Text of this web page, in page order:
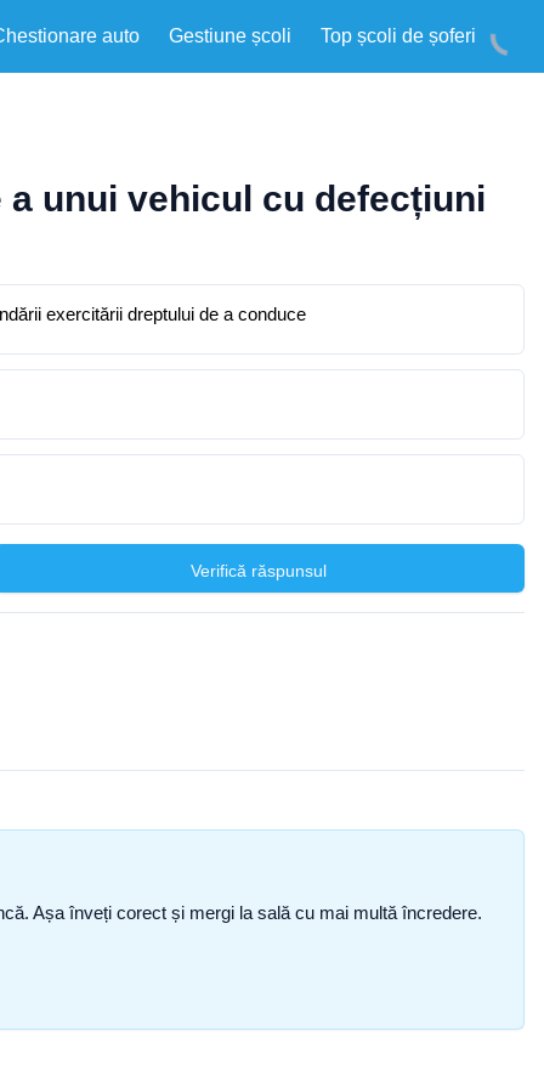
auto Gestiune școli Top școli de șoferi
unui vehicul cu defecțiuni
exercitării dreptului de a conduce
Verifică răspunsul
Așa înveți corect și mergi la sală cu mai multă încredere.